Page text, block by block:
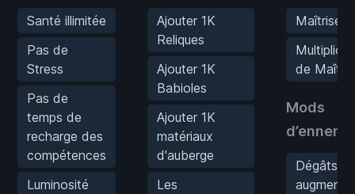
Santé illimitée
Pas de
Stress
Pas de
temps de
recharge des
compétences
Luminosité
Ajouter 1K
Reliques
Ajouter 1K
Babioles
Ajouter 1K
matériaux
d'auberge
Les
Maîtrise
de
Mods
Dégâts